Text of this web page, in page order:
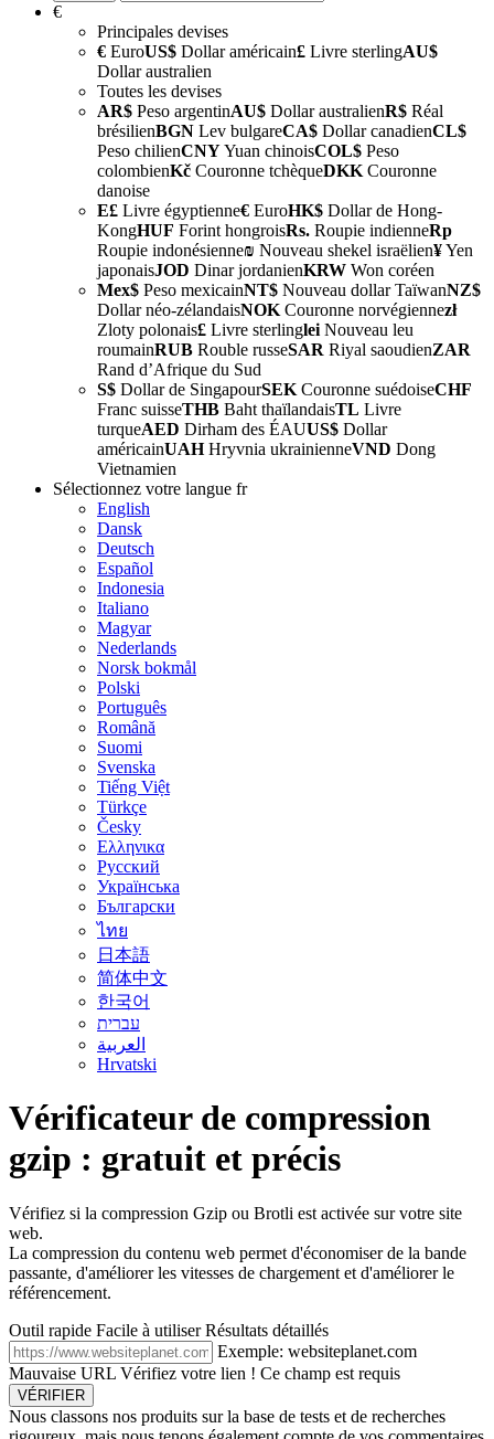
€
Principales devises
€ EuroUS$ Dollar américain£ Livre sterlingAU$
Dollar australien
Toutes les devises
AR$ Peso argentinAU$ Dollar australienR$ Réal
brésilienBGN Lev bulgareCA$ Dollar canadienCL$
Peso chilienCNYYuan chinoisCOL$ Peso
colombienKč Couronne tchèqueDKK Couronne
danoise
E£ Livre égyptienne€ EuroHK$ Dollar de Hong-
KongHUF Forint hongroisRs. Roupie indienneRp
Roupie indonésienne₪ Nouveau shekel israëlien¥Yen
japonaisJOD Dinar jordanienKRW Won coréen
Mex$ Peso mexicainNT$ Nouveau dollar TaïwanNZ$
Dollar néo-zélandaisNOK Couronne norvégiennezł
Zloty polonais£ Livre sterlinglei Nouveau leu
roumainRUB Rouble russeSAR Riyal saoudienZAR
Rand d’Afrique du Sud
S$ Dollar de SingapourSEK Couronne suédoiseCHF
Franc suisseTHB Baht thaïlandaisTL Livre
turqueAED Dirham des ÉAUUS$ Dollar
américainUAHHryvnia ukrainienneVND Dong
Vietnamien
Sélectionnez votre langue fr
English
Dansk
Deutsch
Español
Indonesia
Italiano
Magyar
Nederlands
Norsk bokmål
Polski
Português
Română
Suomi
Svenska
Tiếng Việt
Türkçe
Česky
Ελληνικα
Русский
Українська
Български
ไทย
日本語
简体中文
한국어
עברית
العربية
Hrvatski
Vérificateur de compression
gzip : gratuit et précis
Vérifiez si la compression Gzip ou Brotli est activée sur votre site
web.
La compression du contenu web permet d'économiser de la bande
passante, d'améliorer les vitesses de chargement et d'améliorer le
référencement.
Outil rapide Facile à utiliser Résultats détaillés
Exemple: websiteplanet.com
Mauvaise URL Vérifiez votre lien ! Ce champ est requis
VÉRIFIER
Nous classons nos produits sur la base de tests et de recherches